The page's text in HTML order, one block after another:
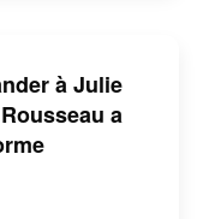
à Julie
a